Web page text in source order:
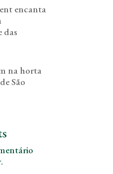
encanta
das
na horta
São